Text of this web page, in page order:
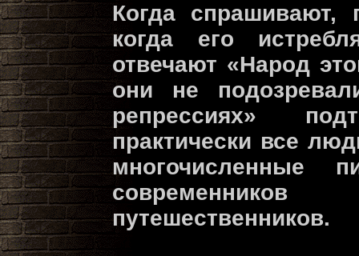
Когда спрашивают,
когда его
отвечают «Народ
они не
репрессиях»
практически все
многочисленные
путешественников.